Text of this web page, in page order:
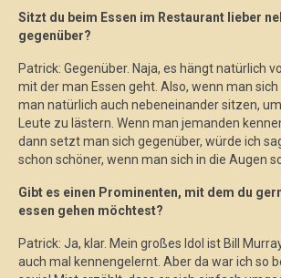
Sitzt du beim Essen im Restaurant lieber
gegenüber?
Patrick: Gegenüber. Naja, es hängt natürlich
mit der man Essen geht. Also, wenn man
man natürlich auch nebeneinander sitzen,
Leute zu lästern. Wenn man jemanden
dann setzt man sich gegenüber, würde ich
schon schöner, wenn man sich in die Augen
Gibt es einen Prominenten, mit dem du
essen gehen möchtest?
Patrick: Ja, klar. Mein großes Idol ist Bill
auch mal kennengelernt. Aber da war ich so